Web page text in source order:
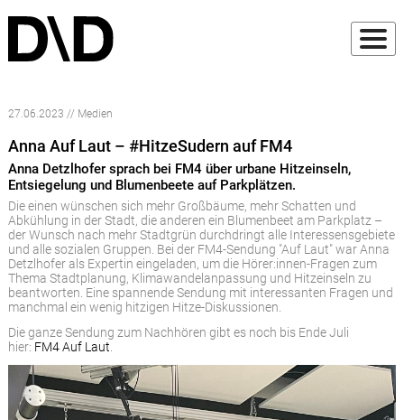
27.06.2023 // Medien
Anna Auf Laut – #HitzeSudern auf FM4
Anna Detzlhofer sprach bei FM4 über urbane Hitzeinseln,
Entsiegelung und Blumenbeete auf Parkplätzen.
Die einen wünschen sich mehr Großbäume, mehr Schatten und
Abkühlung in der Stadt, die anderen ein Blumenbeet am Parkplatz –
der Wunsch nach mehr Stadtgrün durchdringt alle Interessensgebiete
und alle sozialen Gruppen. Bei der FM4-Sendung "Auf Laut" war Anna
Detzlhofer als Expertin eingeladen, um die Hörer:innen-Fragen zum
Thema Stadtplanung, Klimawandelanpassung und Hitzeinseln zu
beantworten. Eine spannende Sendung mit interessanten Fragen und
manchmal ein wenig hitzigen Hitze-Diskussionen.
Die ganze Sendung zum Nachhören gibt es noch bis Ende Juli
hier: FM4 Auf Laut